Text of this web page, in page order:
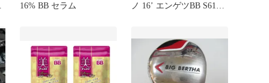
16% BB セラム
ノ 16’ エンゲツBB S610M